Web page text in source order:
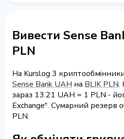
Вивести Sense
PLN
На Kurslog 3
Sense Bank UAH на BLIK PLN.
зараз 13.21 UAH = 1 PLN -
Exchange". Сумарний резерв
PLN.